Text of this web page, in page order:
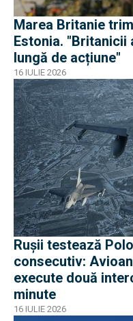
Marea Britanie
Estonia. "Britanicii
lungă de acțiune"
16 IULIE 2026
Rușii testează
consecutiv:
execute două
minute
16 IULIE 2026